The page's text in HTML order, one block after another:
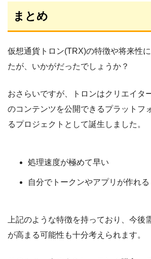
まとめ
仮想通貨トロン(TRX)の特徴や将来性
たが、いかがだったでしょうか？
おさらいですが、トロンはクリエイタ
のコンテンツを公開できるプラットフ
るプロジェクトとして誕生しました。
処理速度が極めて早い
自分でトークンやアプリが作れる
上記のような特徴を持っており、今後
が高まる可能性も十分考えられます。